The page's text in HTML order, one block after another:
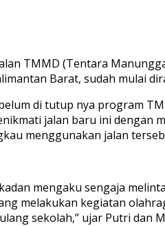
TMMD (Tentara
Barat, sudah mulai
di tutup nya program
jalan baru ini dengan
menggunakan jalan
mengaku sengaja
melakukan kegiatan
sekolah,” ujar Putri dan